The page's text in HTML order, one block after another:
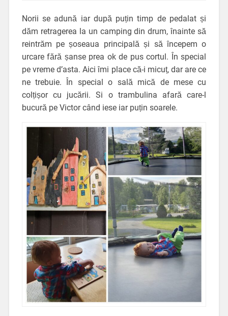
Norii se adună iar după puțin timp de pedalat și
dăm retragerea la un camping din drum, înainte să
reintrăm pe șoseaua principală și să începem o
urcare fără șanse prea ok de pus cortul. În special
pe vreme d’asta. Aici îmi place că-i micuț, dar are ce
ne trebuie. În special o sală mică de mese cu
colțișor cu jucării. Si o trambulina afară care-l
bucură pe Victor când iese iar puțin soarele.